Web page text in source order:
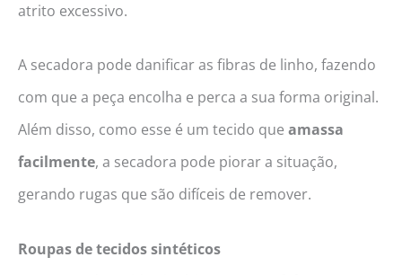
atrito excessivo.
A secadora pode danificar as fibras de linho, fazendo
com que a peça encolha e perca a sua forma original.
Além disso, como esse é um tecido que amassa
facilmente, a secadora pode piorar a situação,
gerando rugas que são difíceis de remover.
Roupas de tecidos sintéticos